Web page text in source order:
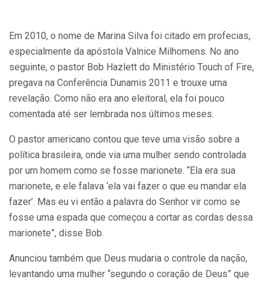
Em 2010, o nome de Marina Silva foi citado em profecias,
especialmente da apóstola Valnice Milhomens. No ano
seguinte, o pastor Bob Hazlett do Ministério Touch of Fire,
pregava na Conferência Dunamis 2011 e trouxe uma
revelação. Como não era ano eleitoral, ela foi pouco
comentada até ser lembrada nos últimos meses.
O pastor americano contou que teve uma visão sobre a
política brasileira, onde via uma mulher sendo controlada
por um homem como se fosse marionete. “Ela era sua
marionete, e ele falava ‘ela vai fazer o que eu mandar ela
fazer’. Mas eu vi então a palavra do Senhor vir como se
fosse uma espada que começou a cortar as cordas dessa
marionete”, disse Bob.
Anunciou também que Deus mudaria o controle da nação,
levantando uma mulher “segundo o coração de Deus” que